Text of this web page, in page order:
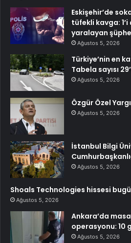
Eskişehir’de
tüfekli kavga:
yaralayan
Ağustos 5, 2026
Türkiye’nin en
Tabela sayısı
Ağustos 5, 2026
Özgür Özel
Ağustos 5, 2026
İstanbul Bilgi
Ağustos 5, 2026
Shoals Technologies hissesi
Ağustos 5, 2026
Ankara’da
operasyonu: 10
Ağustos 5, 2026